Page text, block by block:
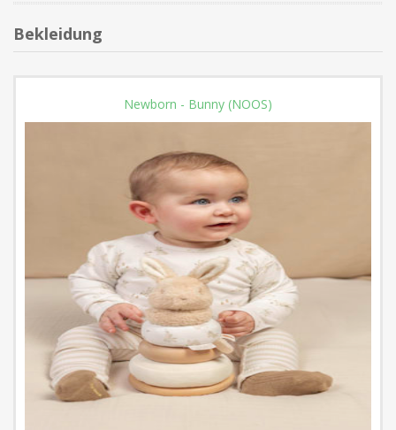
Bekleidung
Newborn - Bunny (NOOS)